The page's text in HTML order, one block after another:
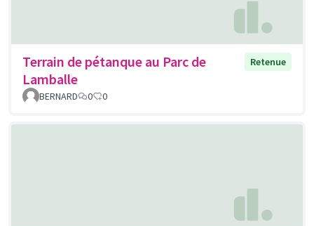
Terrain de pétanque au Parc de
Lamballe
Retenue
BERNARD 0 0